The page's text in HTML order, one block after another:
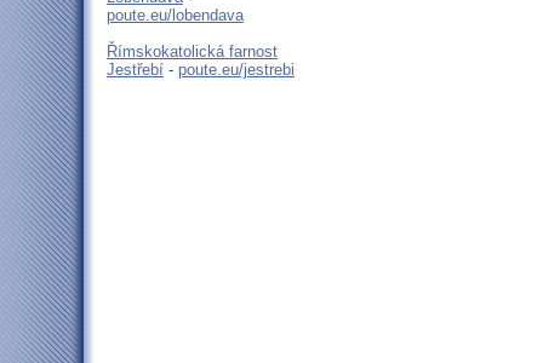
poute.eu/lobendava
Římskokatolická farnost
Jestřebí - poute.eu/jestrebi